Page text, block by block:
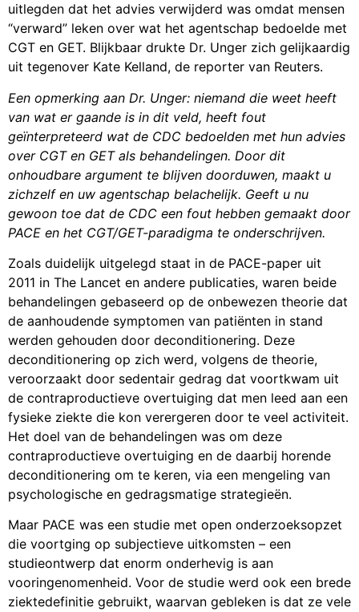
uitlegden dat het advies verwijderd was omdat mensen
“verward” leken over wat het agentschap bedoelde met
CGT en GET. Blijkbaar drukte Dr. Unger zich gelijkaardig
uit tegenover Kate Kelland, de reporter van Reuters.
Een opmerking aan Dr. Unger: niemand die weet heeft
van wat er gaande is in dit veld, heeft fout
geïnterpreteerd wat de CDC bedoelden met hun advies
over CGT en GET als behandelingen. Door dit
onhoudbare argument te blijven doorduwen, maakt u
zichzelf en uw agentschap belachelijk. Geeft u nu
gewoon toe dat de CDC een fout hebben gemaakt door
PACE en het CGT/GET-paradigma te onderschrijven.
Zoals duidelijk uitgelegd staat in de PACE-paper uit
2011 in The Lancet en andere publicaties, waren beide
behandelingen gebaseerd op de onbewezen theorie dat
de aanhoudende symptomen van patiënten in stand
werden gehouden door deconditionering. Deze
deconditionering op zich werd, volgens de theorie,
veroorzaakt door sedentair gedrag dat voortkwam uit
de contraproductieve overtuiging dat men leed aan een
fysieke ziekte die kon verergeren door te veel activiteit.
Het doel van de behandelingen was om deze
contraproductieve overtuiging en de daarbij horende
deconditionering om te keren, via een mengeling van
psychologische en gedragsmatige strategieën.
Maar PACE was een studie met open onderzoeksopzet
die voortging op subjectieve uitkomsten – een
studieontwerp dat enorm onderhevig is aan
vooringenomenheid. Voor de studie werd ook een brede
ziektedefinitie gebruikt, waarvan gebleken is dat ze vele